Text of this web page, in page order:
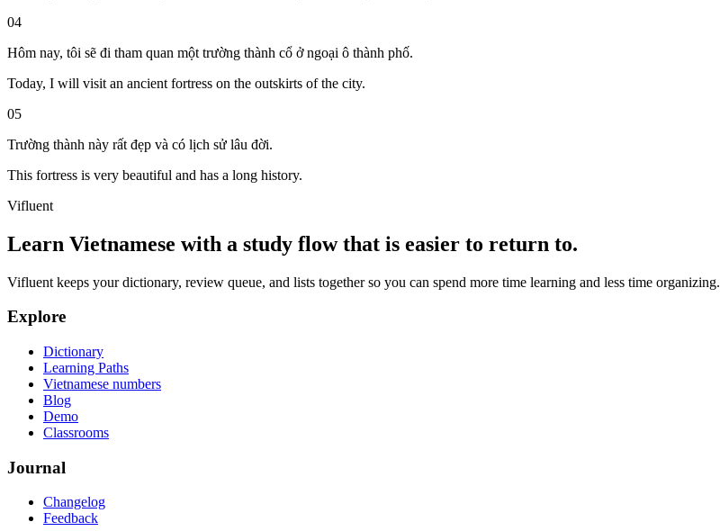
04
Hôm nay, tôi sẽ đi tham quan một trường thành cổ ở ngoại ô thành phố.
Today, I will visit an ancient fortress on the outskirts of the city.
05
Trường thành này rất đẹp và có lịch sử lâu đời.
This fortress is very beautiful and has a long history.
Vifluent
Learn Vietnamese with a study flow that is easier to return to.
Vifluent keeps your dictionary, review queue, and lists together so you can spend more time learning and less time organizing.
Explore
Dictionary
Learning Paths
Vietnamese numbers
Blog
Demo
Classrooms
Journal
Changelog
Feedback